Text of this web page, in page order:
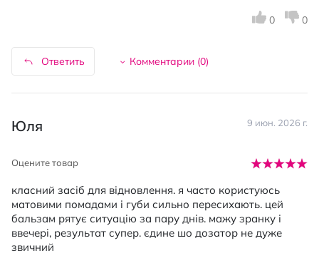
Ответить Комментарии (0)
0 0
Юля 9 июн. 2026 г.
Оцените товар
класний засіб для відновлення. я часто користуюсь
матовими помадами і губи сильно пересихають. цей
бальзам рятує ситуацію за пару днів. мажу зранку і
ввечері, результат супер. єдине шо дозатор не дуже
звичний